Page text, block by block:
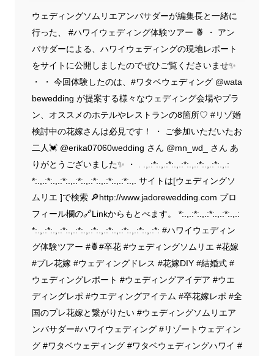
ウェディングソムリエアンバサダーが編集長と一緒に
行った、 #ハワイウェディング体験ツアー 🍍 ・ アン
バサダーによる、ハワイウェディングの現地レポート
をサイトに公開しましたのでぜひご覧くださいませ✨
・ ・ 今回体験したのは、#ワタベウェディング @wata
bewedding が提案する様々なウェディング会場やプラ
ン、オススメのホテルやレストランの8箇所♡ #リゾ婚
検討中の花嫁さんは必見です！ ・ ご参加いただいたお
二人💓 @erika07060wedding さん @mn_wd_ さん あ
りがとうございました✨ ・ . .,.:*:.,.:*:.,.:*:.,.:*:.,.:*:.,.:
*:.,.:*:.,.:*:.,.:*:.,.:*:.,.:*:.,.:*:.,. サイトは[ウェディングソ
ムリエ ]で検索 🔎http://www.jadorewedding.com プロ
フィール欄の🔗Linkからもとべます。 *:.,.:*:.,.:*:.,.:*:.,.:
*:.,.:*:.,.:*:.,.:*:.,.:*:.,.:*:.,.:*:.,.:*:.,.:*: #ハワイウェディン
グ体験ツアー #🍍#卒花 #ウェディングソムリエ #花嫁
#プレ花嫁 #ウェディングドレス #花嫁DIY #結婚式 #
ウェディングレポート #ウェディングアイデア #ウエ
ディングレポ #ウエディングアイテム #卒花嫁レポ #全
国のプレ花嫁と繋がりたい #ウェディングソムリエア
ンバサダー#ハワイウェディング #リゾートウェディン
グ #ワタベウェディング #ワタベウェディングハワイ #